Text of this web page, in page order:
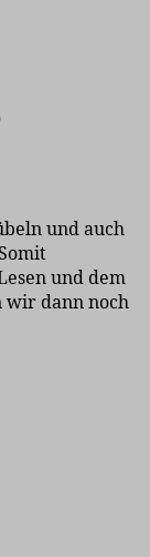
und auch
und dem
wir dann noch